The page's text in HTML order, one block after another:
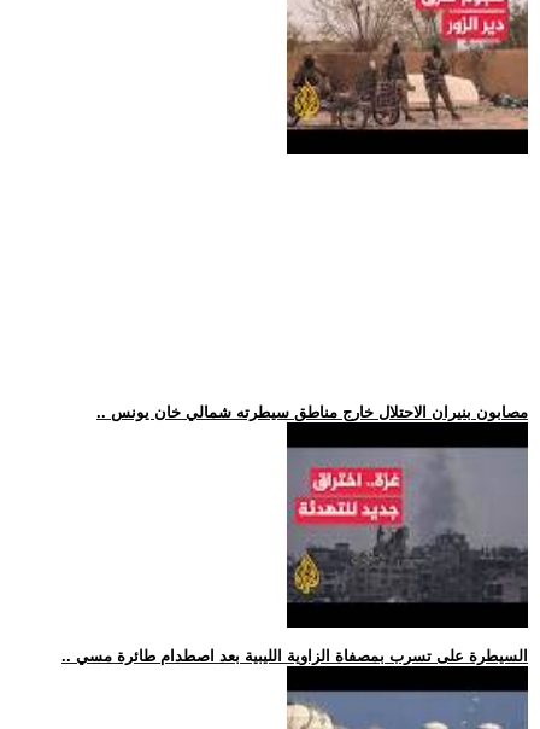
.. مصابون بنيران الاحتلال خارج مناطق سيطرته شمالي خان يونس
.. السيطرة على تسرب بمصفاة الزاوية الليبية بعد اصطدام طائرة مسي